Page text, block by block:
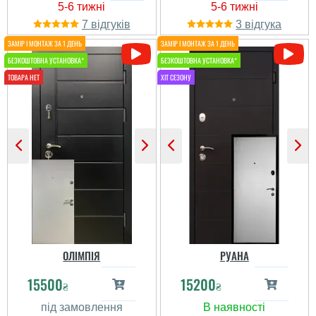
Дякую за вашу
Все добре.
читати всі відгуки
я ніде не бачила такого
виконання, чоловіку
сподобалась міцна
конструкція коробу та
полотна, товстелезна та
важка. Широкий
можливості замовлення
Мирослава
двух днів достатньо
швидко все виконали,
охайно та підмели,
мішки я підготував і все
Порадили закласти
читати всі відгуки
Дуже довго вибирав і
порівнював з іншими.
доволі хороші
7 3
ОЛІМПІЯ
15500₴
РУАНА
15200₴